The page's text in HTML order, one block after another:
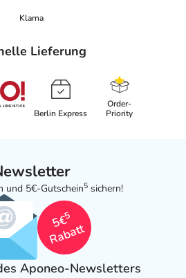
Herstellers
& Co. KG
https://www.dermasence.de/
Klarna
Lieferung
Berlin Express
Order-
Priority
und 5€-Gutschein5 sichern!
5€
5
Rabatt
Aponeo-Newsletters